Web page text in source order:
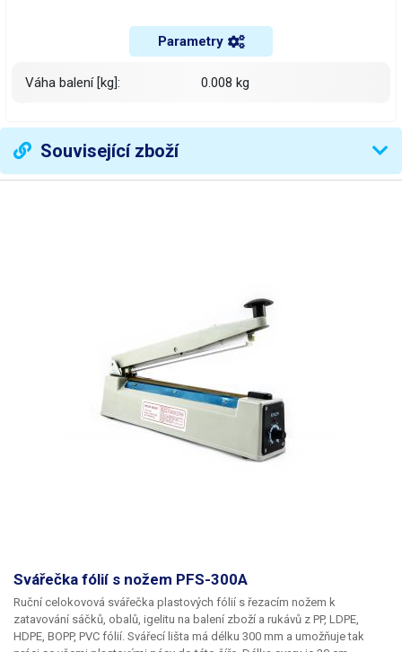
Parametry
Váha balení [kg]: 0.008 kg
Související zboží
Svářečka fólií s nožem PFS-300A
Ruční celokovová svářečka plastových fólií s řezacím nožem k
zatavování sáčků, obalů, igelitu na balení zboží a rukávů z PP, LDPE,
HDPE, BOPP, PVC fólií. Svářecí lišta má délku 300 mm a umožňuje tak